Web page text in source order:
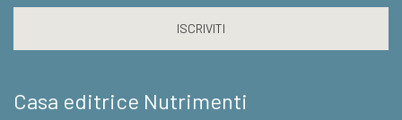
Casa editrice Nutrimenti